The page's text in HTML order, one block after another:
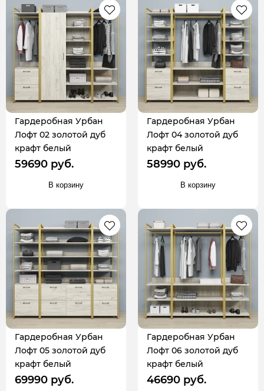
Гардеробная Урбан
Лофт 02 золотой дуб
крафт белый
59690 руб.
В корзину
Гардеробная Урбан
Лофт 04 золотой дуб
крафт белый
58990 руб.
В корзину
Гардеробная Урбан
Лофт 05 золотой дуб
крафт белый
69990 руб.
Гардеробная Урбан
Лофт 06 золотой дуб
крафт белый
46690 руб.